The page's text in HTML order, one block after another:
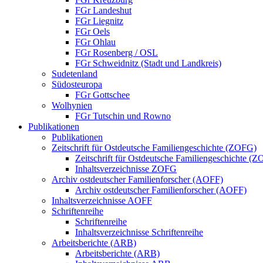
FGr Landeshut
FGr Liegnitz
FGr Oels
FGr Ohlau
FGr Rosenberg / OSL
FGr Schweidnitz (Stadt und Landkreis)
Sudetenland
Südosteuropa
FGr Gottschee
Wolhynien
FGr Tutschin und Rowno
Publikationen
Publikationen
Zeitschrift für Ostdeutsche Familiengeschichte (ZOFG)
Zeitschrift für Ostdeutsche Familiengeschichte
Inhaltsverzeichnisse ZOFG
Archiv ostdeutscher Familienforscher (AOFF)
Archiv ostdeutscher Familienforscher (AOFF)
Inhaltsverzeichnisse AOFF
Schriftenreihe
Schriftenreihe
Inhaltsverzeichnisse Schriftenreihe
Arbeitsberichte (ARB)
Arbeitsberichte (ARB)